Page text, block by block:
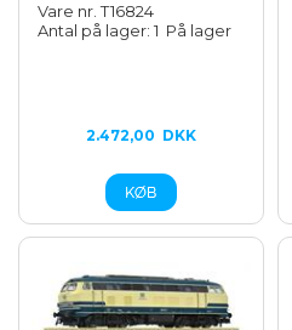
Vare nr. T16824
Antal på lager: 1 På lager
2.472,00 DKK